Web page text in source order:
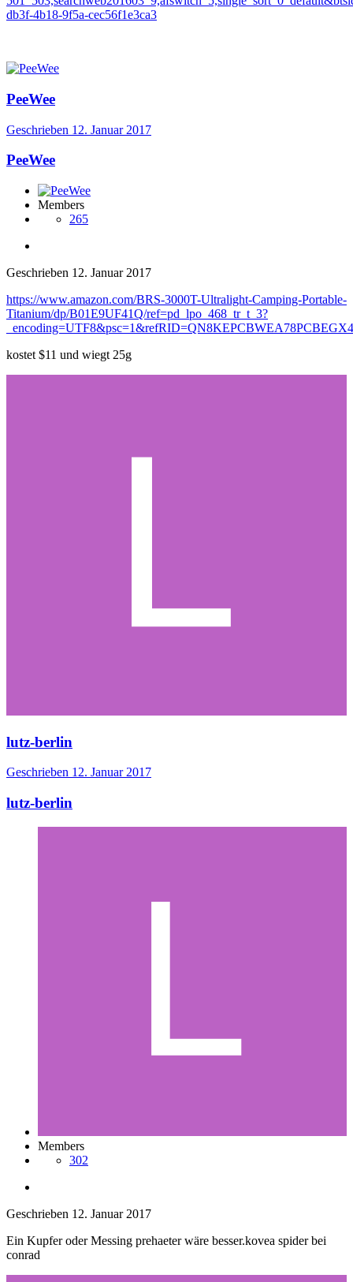
db3f-4b18-9f5a-cec56f1e3ca3
PeeWee
Geschrieben 12. Januar 2017
PeeWee
Members
265
Geschrieben 12. Januar 2017
https://www.amazon.com/BRS-3000T-Ultralight-Camping-Portable-
Titanium/dp/B01E9UF41Q/ref=pd_lpo_468_tr_t_3?
_encoding=UTF8&psc=1&refRID=QN8KEPCBWEA78PCBEGX4
kostet $11 und wiegt 25g
lutz-berlin
Geschrieben 12. Januar 2017
lutz-berlin
Members
302
Geschrieben 12. Januar 2017
Ein Kupfer oder Messing prehaeter wäre besser.kovea spider bei
conrad